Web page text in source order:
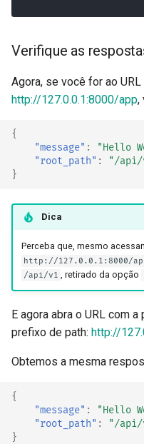
Verifique as
Agora, se você for ao
http://127.0.0.1:8000/app,
{
"message" : "Hello
"root_path" :
"/api/
}
Dica
Perceba que, mesmo
http://127.0.0.1:8000/
/api/v1 , retirado da opção
E agora abra o URL com
prefixo de path: http://
Obtemos a mesma
{
"message" : "Hello
"root_path" :
"/api/
}